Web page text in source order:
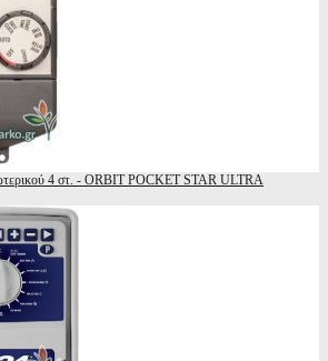
4 στ. - ORBIT POCKET STAR ULTRA